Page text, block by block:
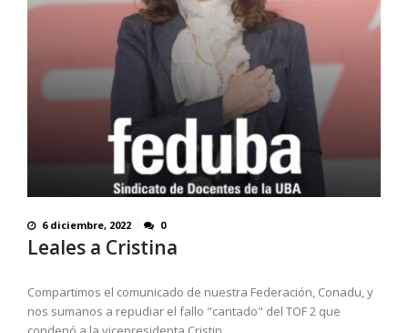
6 diciembre, 2022 0
Leales a Cristina
Compartimos el comunicado de nuestra Federación, Conadu, y
nos sumanos a repudiar el fallo "cantado" del TOF 2 que